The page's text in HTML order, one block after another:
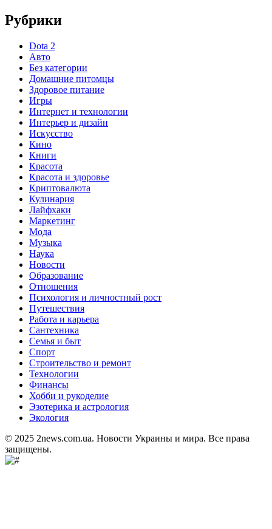
Рубрики
Dota 2
Авто
Без категории
Домашние питомцы
Здоровое питание
Игры
Интернет и технологии
Интерьер и дизайн
Искусство
Кино
Книги
Красота
Красота и здоровье
Криптовалюта
Кулинария
Лайфхаки
Маркетинг
Мода
Музыка
Наука
Новости
Образование
Отношения
Психология и личностный рост
Путешествия
Работа и карьера
Сантехника
Семья и быт
Спорт
Строительство и ремонт
Технологии
Финансы
Хобби и рукоделие
Эзотерика и астрология
Экология
© 2025 2news.com.ua. Новости Украины и мира. Все права
защищены.